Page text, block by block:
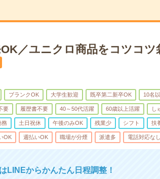
／ユニクロ商品をコツコツ
ブランクOK 大学生歓迎 既卒第二新卒OK 10名
要 履歴書不要 40～50代活躍 60歳以上活躍 し
務 土日祝休 午後のみOK 残業少 シフト 扶
OK 週払いOK 職場が分煙 派遣多 電話対応なし
LINEからかんたん日程調整！